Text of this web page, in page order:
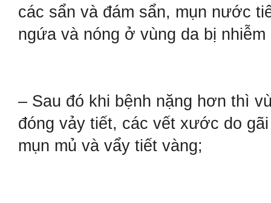
các sẩn và đám sẩn, mụn nước
ngứa và nóng ở vùng da bị nhiễm
– Sau đó khi bệnh nặng hơn thì
đóng vảy tiết, các vết xước do
mụn mủ và vẩy tiết vàng;